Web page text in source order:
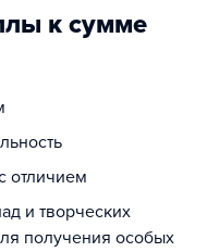
к сумме
отличием
и творческих
получения особых